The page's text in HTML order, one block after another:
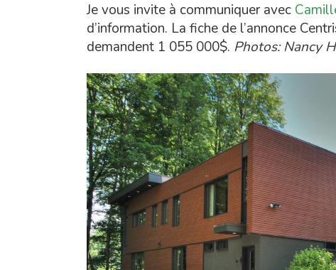
Je vous invite à communiquer avec
d’information. La fiche de l’annonce
demandent 1 055 000$. Photos: Nancy